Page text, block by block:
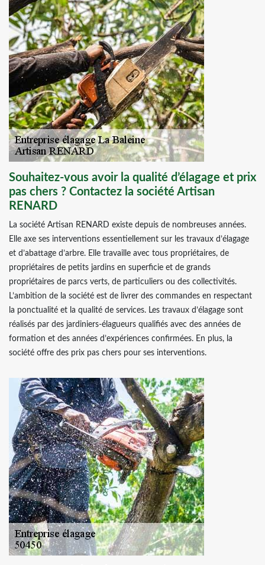
Souhaitez-vous avoir la qualité d’élagage et prix
pas chers ? Contactez la société Artisan
RENARD
La société Artisan RENARD existe depuis de nombreuses années.
Elle axe ses interventions essentiellement sur les travaux d’élagage
et d’abattage d’arbre. Elle travaille avec tous propriétaires, de
propriétaires de petits jardins en superficie et de grands
propriétaires de parcs verts, de particuliers ou des collectivités.
L’ambition de la société est de livrer des commandes en respectant
la ponctualité et la qualité de services. Les travaux d’élagage sont
réalisés par des jardiniers-élagueurs qualifiés avec des années de
formation et des années d’expériences confirmées. En plus, la
société offre des prix pas chers pour ses interventions.